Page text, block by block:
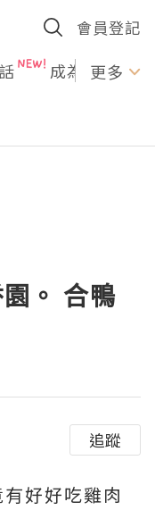
會員登記
成為U更多
園。 合鴨
追蹤
好好吃雞肉